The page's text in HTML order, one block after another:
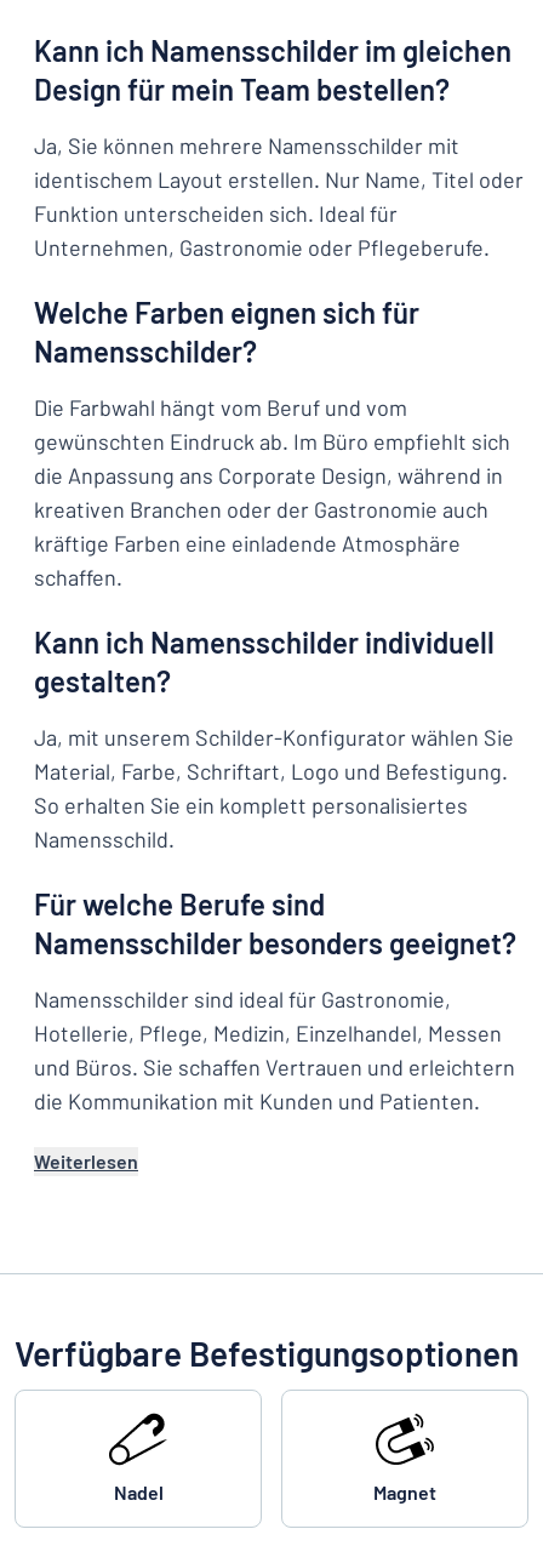
Kann ich Namensschilder im gleichen
Design für mein Team bestellen?
Ja, Sie können mehrere Namensschilder mit
identischem Layout erstellen. Nur Name, Titel oder
Funktion unterscheiden sich. Ideal für
Unternehmen, Gastronomie oder Pflegeberufe.
Welche Farben eignen sich für
Namensschilder?
Die Farbwahl hängt vom Beruf und vom
gewünschten Eindruck ab. Im Büro empfiehlt sich
die Anpassung ans Corporate Design, während in
kreativen Branchen oder der Gastronomie auch
kräftige Farben eine einladende Atmosphäre
schaffen.
Kann ich Namensschilder individuell
gestalten?
Ja, mit unserem Schilder-Konfigurator wählen Sie
Material, Farbe, Schriftart, Logo und Befestigung.
So erhalten Sie ein komplett personalisiertes
Namensschild.
Für welche Berufe sind
Namensschilder besonders geeignet?
Namensschilder sind ideal für Gastronomie,
Hotellerie, Pflege, Medizin, Einzelhandel, Messen
und Büros. Sie schaffen Vertrauen und erleichtern
die Kommunikation mit Kunden und Patienten.
Weiterlesen
Verfügbare Befestigungsoptionen
Nadel Magnet